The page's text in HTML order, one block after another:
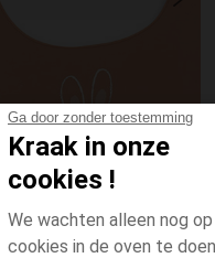
Ga door zonder toestemming
Kraak in onze
cookies !
We wachten alleen nog
cookies in de oven te